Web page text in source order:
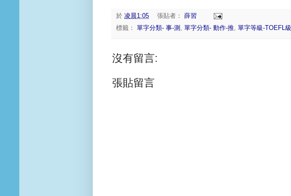
於 凌晨1:05 張貼者：
薛習
標籤： 單字分類- 事-測 , 單字分類- 動作-推, 單字等級-TOEFL級
沒有留言:
張貼留言